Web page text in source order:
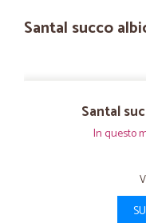
Santal succo
Santal
In questo